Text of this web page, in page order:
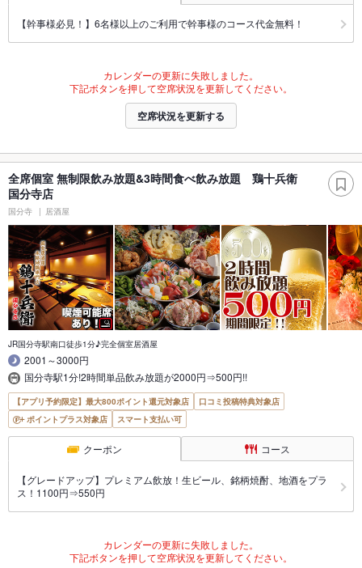
【幹事様必見！】6名様以上のご利用で幹事様のコース代金無料！
カレンダーの更新に失敗しました。
下記ボタンを押して空席状況を更新してください。
空席状況を更新する
全席個室 無制限飲み放題&3時間食べ飲み放題 鶏十兵衛
国分寺店
国分寺 居酒屋
JR国分寺駅南口徒歩1分♪完全個室居酒屋
2001～3000円
国分寺駅1分!2時間単品飲み放題が2000円⇒500円!!
【アプリ予約限定】最大800ポイント還元対象店
口コミ投稿特典対象店
ポイントプラス対象店
スマート支払い可
クーポン コース
【グレードアップ】プレミアム飲放！生ビール、銘柄焼酎、地酒をプラ
ス！1100円⇒550円
カレンダーの更新に失敗しました。
下記ボタンを押して空席状況を更新してください。